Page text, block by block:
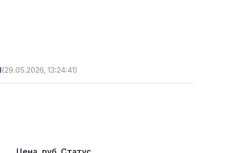
(29.05.2026, 13:24:41)